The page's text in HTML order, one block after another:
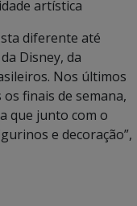
artística
diferente até
Disney, da
Nos últimos
finais de semana,
que junto com o
e decoração”,